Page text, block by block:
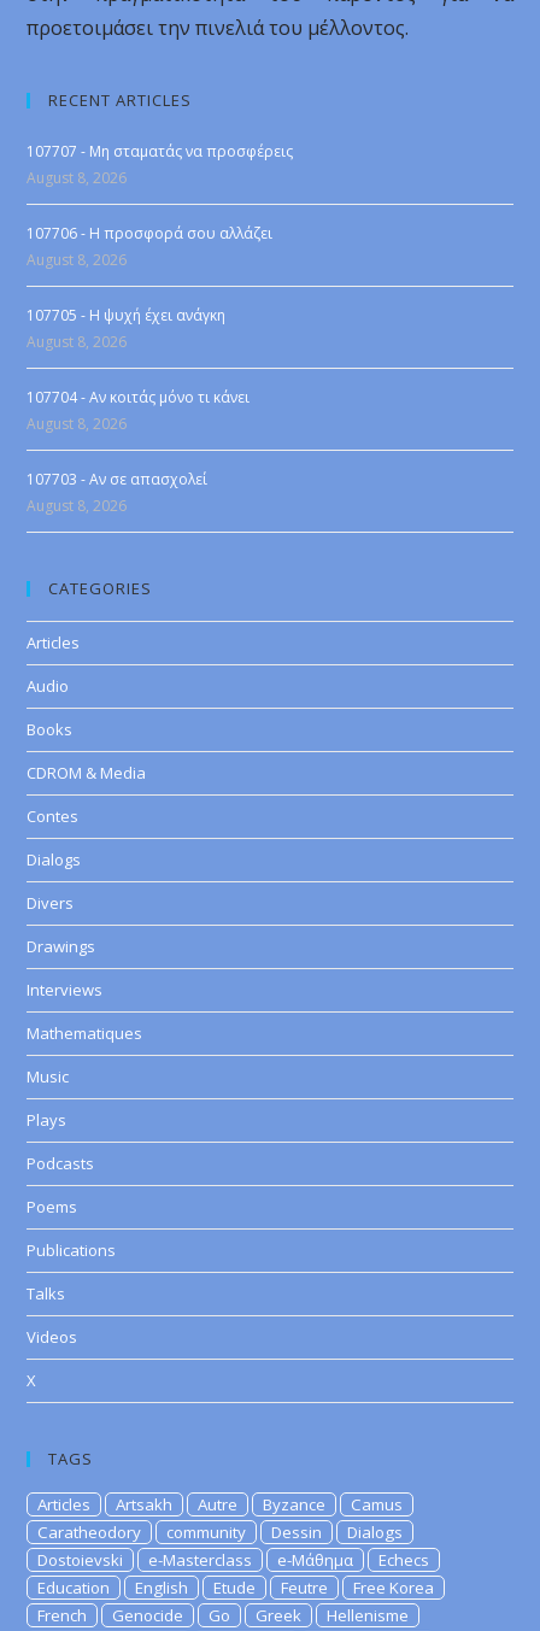
προετοιμάσει την πινελιά του μέλλοντος.
RECENT ARTICLES
107707 - Μη σταματάς να προσφέρεις
August 8, 2026
107706 - Η προσφορά σου αλλάζει
August 8, 2026
107705 - Η ψυχή έχει ανάγκη
August 8, 2026
107704 - Αν κοιτάς μόνο τι κάνει
August 8, 2026
107703 - Αν σε απασχολεί
August 8, 2026
CATEGORIES
Articles
Audio
Books
CDROM & Media
Contes
Dialogs
Divers
Drawings
Interviews
Mathematiques
Music
Plays
Podcasts
Poems
Publications
Talks
Videos
X
TAGS
Articles Artsakh Autre Byzance
Camus
Caratheodory
community Dessin
Dialogs
Dostoievski
e-Masterclass e-Μάθημα
Echecs
Education
English Etude Feutre
Free Korea
French
Genocide Go Greek
Hellenisme